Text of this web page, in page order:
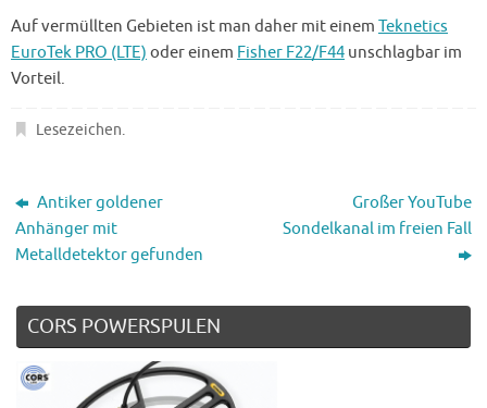
Auf vermüllten Gebieten ist man daher mit einem Teknetics
EuroTek PRO (LTE) oder einem Fisher F22/F44 unschlagbar im
Vorteil.
Lesezeichen.
Antiker goldener
Anhänger mit
Metalldetektor gefunden
Großer YouTube
Sondelkanal im freien Fall
CORS POWERSPULEN